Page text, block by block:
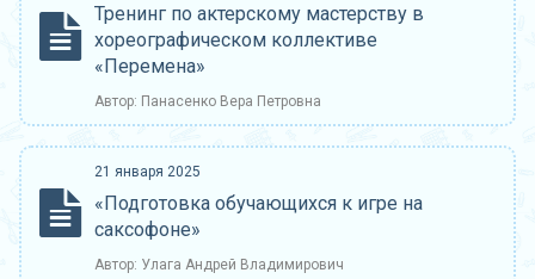
Тренинг по актерскому мастерству в
хореографическом коллективе
«Перемена»
Автор: Панасенко Вера Петровна
21 января 2025
«Подготовка обучающихся к игре на
саксофоне»
Автор: Улага Андрей Владимирович